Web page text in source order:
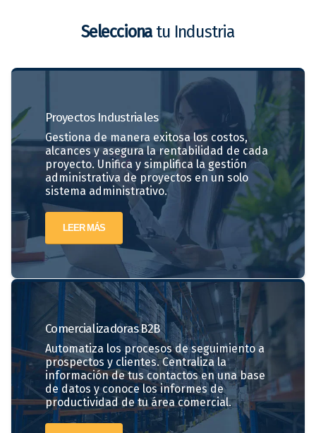
Seleccionatu Industria
ProyectosIndustriales
Gestiona de manera exitosa los costos,
alcances y asegura la rentabilidad de cada
proyecto. Unifica y simplifica la gestión
administrativa de proyectos en un solo
sistema administrativo.
LEER MÁS
ComercializadorasB2B
Automatiza los procesos de seguimiento a
prospectos y clientes. Centraliza la
información de tus contactos en una base
de datos y conoce los informes de
productividad de tu área comercial.